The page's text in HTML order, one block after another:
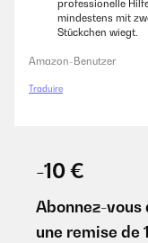
professionelle
mindestens mit
Stückchen wiegt.
Amazon-Benutzer
Traduire
-10 €
Abonnez-
une remise de